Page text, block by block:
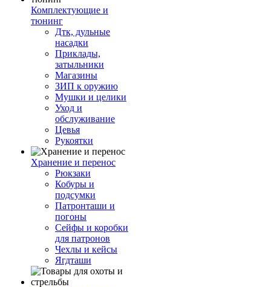
Комплектующие и
тюнинг
Дтк, дульные
насадки
Приклады,
затыльники
Магазины
ЗИП к оружию
Мушки и целики
Уход и
обслуживание
Цевья
Рукоятки
Хранение и перенос
Рюкзаки
Кобуры и
подсумки
Патронташи и
погоны
Сейфы и коробки
для патронов
Чехлы и кейсы
Ягдташи